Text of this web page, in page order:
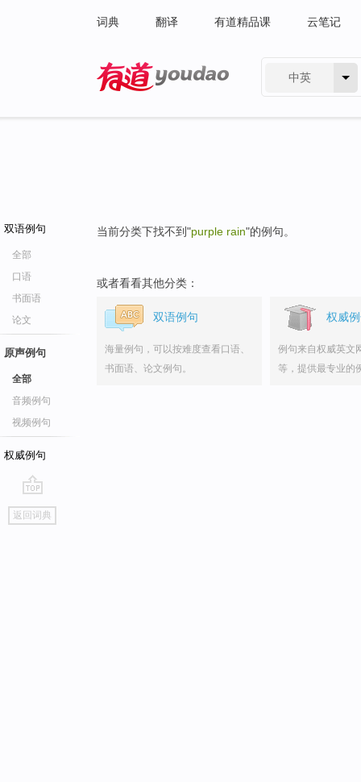
词典 翻译 有道精品课 云笔记
中英
双语例句
全部
口语
书面语
论文
原声例句
全部
音频例句
视频例句
权威例句
go
top
返回词典
当前分类下找不到"purple rain"的例句。
或者看看其他分类：
双语例句
海量例句，可以按难度查看口语、
书面语、论文例句。
权威
例句来自权威英文
等，提供最专业的